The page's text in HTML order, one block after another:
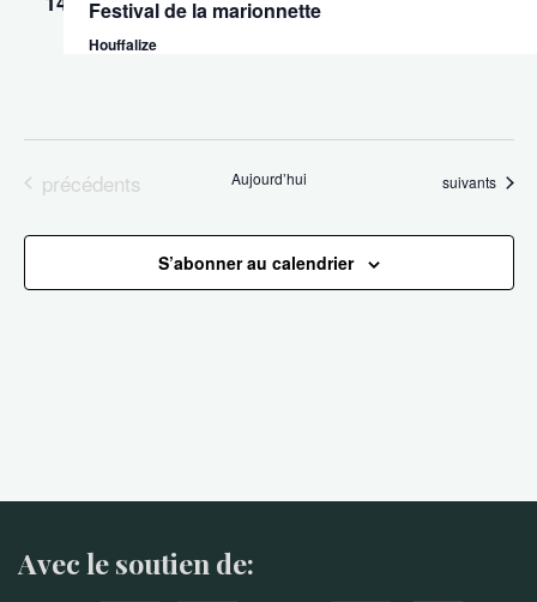
Festival de la marionnette
Houffalize
Évènements
précédents Aujourd’hui Évènements
suivants
S’abonner au calendrier
Avec le soutien de: